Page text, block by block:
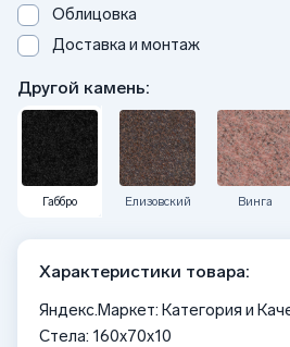
Облицовка
Доставка и монтаж
Другой камень:
Габбро Елизовский Винга
Характеристики товара:
Яндекс.Маркет: Категория и
Стела: 160x70x10